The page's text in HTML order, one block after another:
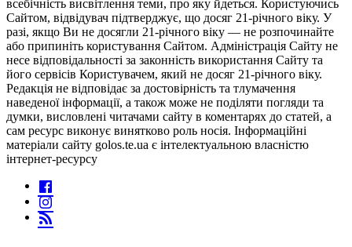
всебічність висвітлення теми, про яку йдеться. Користуючись
Сайтом, відвідувач підтверджує, що досяг 21-річного віку. У
разі, якщо Ви не досягли 21-річного віку — не розпочинайте
або припиніть користування Сайтом. Адміністрація Сайту не
несе відповідальності за законність використання Сайту та
його сервісів Користувачем, який не досяг 21-річного віку.
Редакція не відповідає за достовірність та тлумачення
наведеної інформації, а також може не поділяти погляди та
думки, висловлені читачами сайту в коментарях до статей, а
сам ресурс виконує винятково роль носія. Інформаційні
матеріали сайту golos.te.ua є інтелектуальною власністю
інтернет-ресурсу